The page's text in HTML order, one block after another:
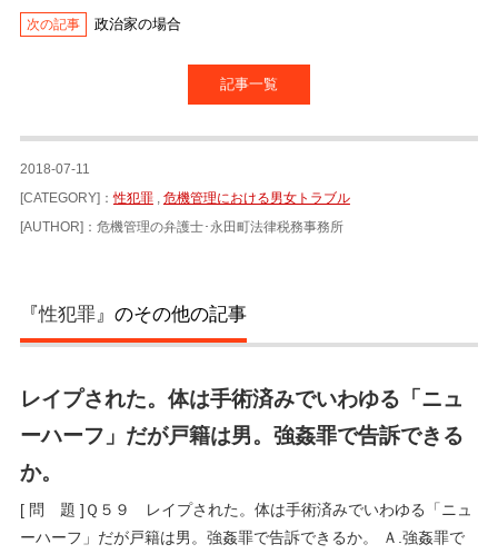
政治家の場合
記事一覧
2018-07-11
[CATEGORY]：性犯罪
危機管理における男女トラブル
[AUTHOR]：危機管理の弁護士･永田町法律税務事務所
『性犯罪』のその他の記事
レイプされた。体は手術済みでいわゆる「ニュ
ーハーフ」だが戸籍は男。強姦罪で告訴できる
か。
[ 問 題 ]Ｑ５９ レイプされた。体は手術済みでいわゆる「ニュ
ーハーフ」だが戸籍は男。強姦罪で告訴できるか。 Ａ.強姦罪で